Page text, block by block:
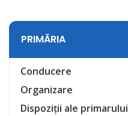
PRIMĂRIA
Conducere
Organizare
Dispoziții ale primarului